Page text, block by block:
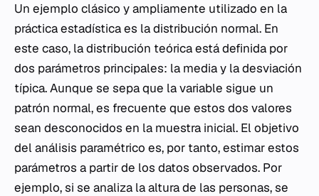
Un ejemplo clásico y ampliamente utilizado en la
práctica estadística es la distribución normal. En
este caso, la distribución teórica está definida por
dos parámetros principales: la media y la desviación
típica. Aunque se sepa que la variable sigue un
patrón normal, es frecuente que estos dos valores
sean desconocidos en la muestra inicial. El objetivo
del análisis paramétrico es, por tanto, estimar estos
parámetros a partir de los datos observados. Por
ejemplo, si se analiza la altura de las personas, se